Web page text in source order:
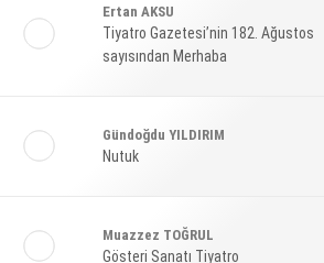
Ertan AKSU
Tiyatro Gazetesi’nin 182. Ağustos
sayısından Merhaba
Gündoğdu YILDIRIM
Nutuk
Muazzez TOĞRUL
Gösteri Sanatı Tiyatro